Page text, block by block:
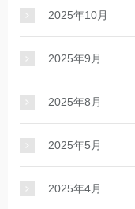
2025年10月
2025年9月
2025年8月
2025年5月
2025年4月